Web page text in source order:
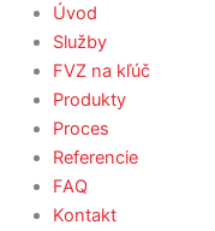
Úvod
Služby
FVZ na kľúč
Produkty
Proces
Referencie
FAQ
Kontakt